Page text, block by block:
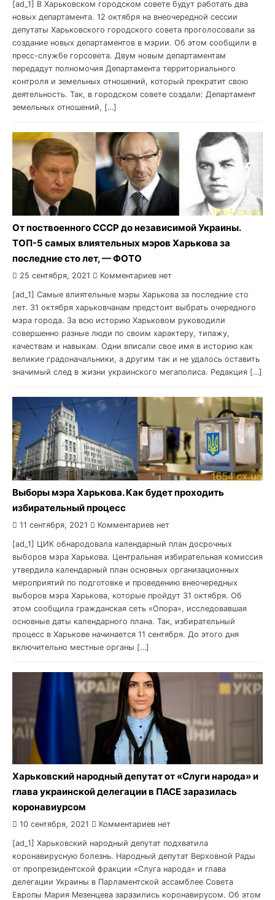
[ad_1] В Харьковском городском совете будут работать два
новых департамента. 12 октября на внеочередной сессии
депутаты Харьковского городского совета проголосовали за
создание новых департаментов в мэрии. Об этом сообщили в
пресс-службе горсовета. Двум новым департаментам
передадут полномочия Департамента территориального
контроля и земельных отношений, который прекратит свою
деятельность. Так, в городском совете создали: Департамент
земельных отношений, […]
От поствоенного СССР до независимой Украины.
ТОП-5 самых влиятельных мэров Харькова за
последние сто лет, — ФОТО
25 сентября, 2021 Комментариев нет
[ad_1] Самые влиятельные мэры Харькова за последние сто
лет. 31 октября харьковчанам предстоит выбрать очередного
мэра города. За всю историю Харьковом руководили
совершенно разные люди по своим характеру, типажу,
качествам и навыкам. Одни вписали свое имя в историю как
великие градоначальники, а другим так и не удалось оставить
значимый след в жизни украинского мегаполиса. Редакция […]
Выборы мэра Харькова. Как будет проходить
избирательный процесс
11 сентября, 2021 Комментариев нет
[ad_1] ЦИК обнародовала календарный план досрочных
выборов мэра Харькова. Центральная избирательная комиссия
утвердила календарный план основных организационных
мероприятий по подготовке и проведению внеочередных
выборов мэра Харькова, которые пройдут 31 октября. Об
этом сообщила гражданская сеть «Опора», исследовавшая
основные даты календарного плана. Так, избирательный
процесс в Харькове начинается 11 сентября. До этого дня
включительно местные органы […]
Харьковский народный депутат от «Слуги народа» и
глава украинской делегации в ПАСЕ заразилась
коронавиурсом
10 сентября, 2021 Комментариев нет
[ad_1] Харьковский народный депутат подхватила
коронавирусную болезнь. Народный депутат Верховной Рады
от пропрезидентской фракции «Слуга народа» и глава
делегации Украины в Парламентской ассамблее Совета
Европы Мария Мезенцева заразились коронавирусом. Об этом